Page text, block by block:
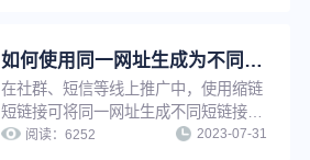
拥有自己的短链系统，提升工作效率。如何使用同一网址生成为不同的短链接功能来提升推广转化效果？
在社群、短信等线上推广中，使用缩链
短链接可将同一网址生成不同短链接，
用于不同渠道、不同客户群、以及不同
阅读：6252 2023-07-31